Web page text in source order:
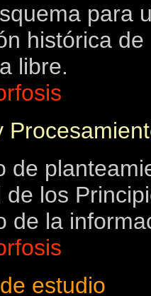
para
histórica
libre.
de
de los
de la
estudio